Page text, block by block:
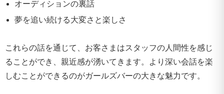
オーディションの裏話
夢を追い続ける大変さと楽しさ
これらの話を通じて、お客さまはスタッフの人間性を感じ
ることができ、親近感が湧いてきます。より深い会話を楽
しむことができるのがガールズバーの大きな魅力です。